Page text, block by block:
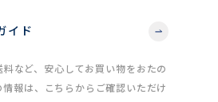
イド
など、安心してお買い物をおたの
情報は、こちらからご確認いただけ